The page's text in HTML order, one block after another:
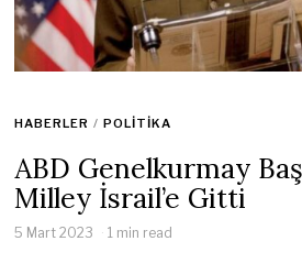
HABERLER / POLITIKA
ABD Genelkurmay
Milley İsrail’e Gitti
5 Mart 2023 1 min read